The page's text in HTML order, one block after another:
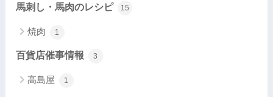
馬刺し・馬肉のレシピ 15
焼肉 1
百貨店催事情報 3
高島屋 1